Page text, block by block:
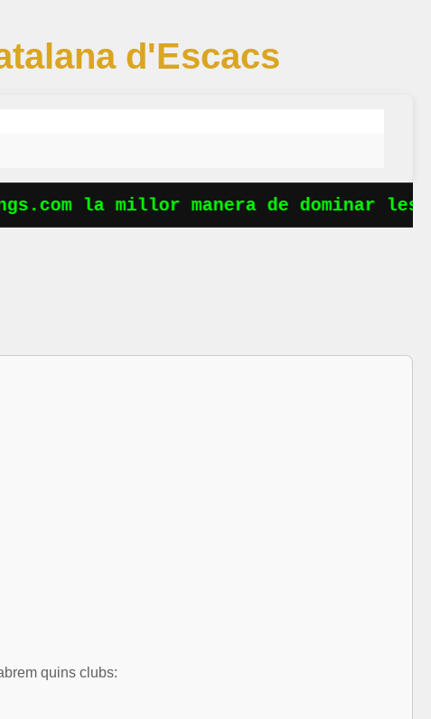
d'Escacs
la millor manera de dominar les
quins clubs: